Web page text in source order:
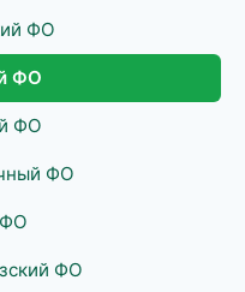
ФО
ФО
ФО
ФО
ФО